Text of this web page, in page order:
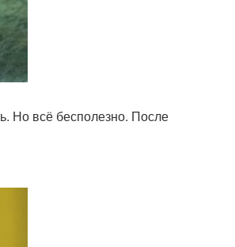
Но всё бесполезно. После